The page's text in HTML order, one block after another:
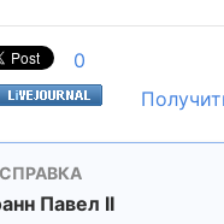
0
СПРАВКА
Павел II